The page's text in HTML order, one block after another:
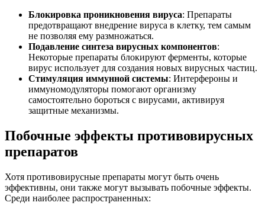
Блокировка проникновения вируса: Препараты
предотвращают внедрение вируса в клетку, тем самым
не позволяя ему размножаться.
Подавление синтеза вирусных компонентов:
Некоторые препараты блокируют ферменты, которые
вирус использует для создания новых вирусных частиц.
Стимуляция иммунной системы: Интерфероны и
иммуномодуляторы помогают организму
самостоятельно бороться с вирусами, активируя
защитные механизмы.
Побочные эффекты противовирусных
препаратов
Хотя противовирусные препараты могут быть очень
эффективны, они также могут вызывать побочные эффекты.
Среди наиболее распространенных: